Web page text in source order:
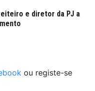
e diretor da PJ a
ou registe-se